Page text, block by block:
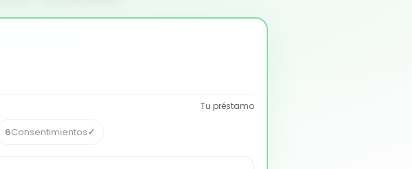
Tu préstamo
6Consentimientos✓